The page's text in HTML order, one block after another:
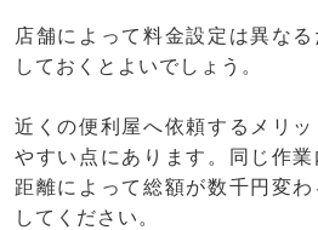
店舗によって料金設定は異な
しておくとよいでしょう。
近くの便利屋へ依頼するメリッ
やすい点にあります。同じ作
距離によって総額が数千円変
してください。